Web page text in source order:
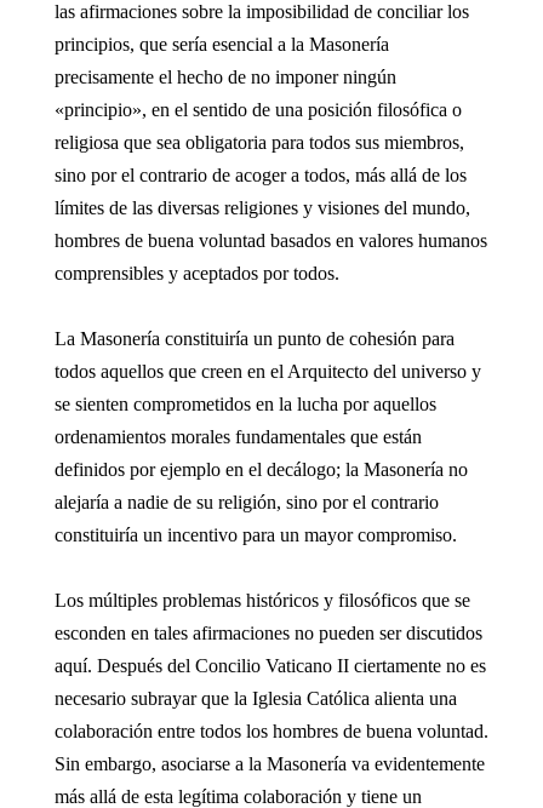
las afirmaciones sobre la imposibilidad de conciliar los
principios, que sería esencial a la Masonería
precisamente el hecho de no imponer ningún
«principio», en el sentido de una posición filosófica o
religiosa que sea obligatoria para todos sus miembros,
sino por el contrario de acoger a todos, más allá de los
límites de las diversas religiones y visiones del mundo,
hombres de buena voluntad basados en valores humanos
comprensibles y aceptados por todos.
La Masonería constituiría un punto de cohesión para
todos aquellos que creen en el Arquitecto del universo y
se sienten comprometidos en la lucha por aquellos
ordenamientos morales fundamentales que están
definidos por ejemplo en el decálogo; la Masonería no
alejaría a nadie de su religión, sino por el contrario
constituiría un incentivo para un mayor compromiso.
Los múltiples problemas históricos y filosóficos que se
esconden en tales afirmaciones no pueden ser discutidos
aquí. Después del Concilio Vaticano II ciertamente no es
necesario subrayar que la Iglesia Católica alienta una
colaboración entre todos los hombres de buena voluntad.
Sin embargo, asociarse a la Masonería va evidentemente
más allá de esta legítima colaboración y tiene un